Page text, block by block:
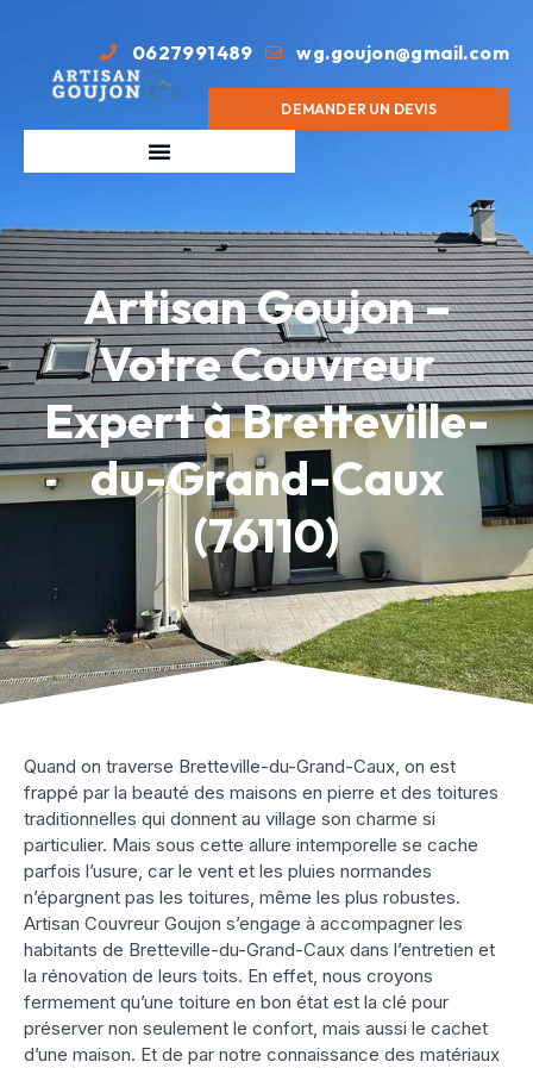
0627991489 wg.goujon@gmail.com
DEMANDER UN DEVIS
Artisan Goujon –
Votre Couvreur
Expert à Bretteville-
du-Grand-Caux
(76110)
Quand on traverse Bretteville-du-Grand-Caux, on est
frappé par la beauté des maisons en pierre et des toitures
traditionnelles qui donnent au village son charme si
particulier. Mais sous cette allure intemporelle se cache
parfois l’usure, car le vent et les pluies normandes
n’épargnent pas les toitures, même les plus robustes.
Artisan Couvreur Goujon s’engage à accompagner les
habitants de Bretteville-du-Grand-Caux dans l’entretien et
la rénovation de leurs toits. En effet, nous croyons
fermement qu’une toiture en bon état est la clé pour
préserver non seulement le confort, mais aussi le cachet
d’une maison. Et de par notre connaissance des matériaux